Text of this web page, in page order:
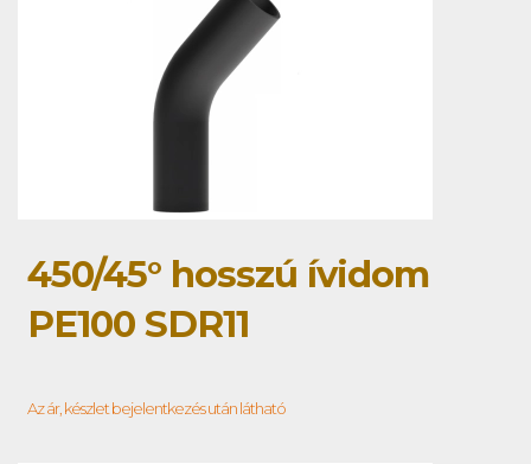
450/45° hosszú ívidom
PE100 SDR11
Az ár, készlet bejelentkezés után látható